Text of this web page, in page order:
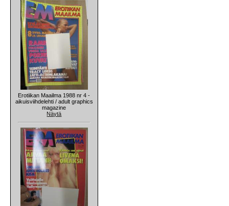
Erotiikan Maailma 1988 nr 4 -
aikuisviihdelehti / adult graphics
magazine
Näytä